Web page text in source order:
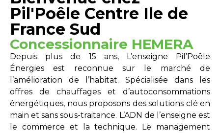
Pil'Poêle Centre Ile de
France Sud
Concessionnaire HEMERA
Depuis plus de 15 ans, L’enseigne Pil’Poêle
Énergies est reconnue sur le marché de
l’amélioration de l’habitat. Spécialisée dans les
offres de chauffages et d’autoconsommations
énergétiques, nous proposons des solutions clé en
main et sans sous-traitance. L’ADN de l’enseigne est
le commerce et la technique. Le management